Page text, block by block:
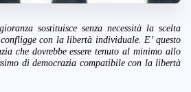
sostituisce senza necessità la scelta
con la libertà individuale. E’ questo
che dovrebbe essere tenuto al minimo allo
di democrazia compatibile con la libertà